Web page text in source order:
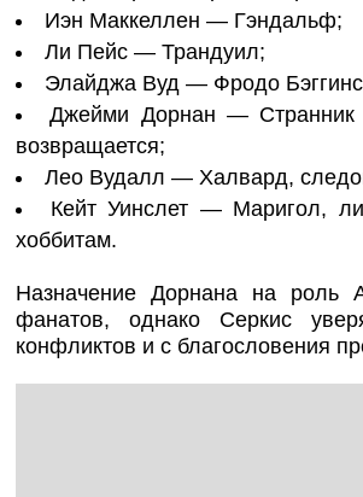
Иэн Маккеллен — Гэндальф;
Ли Пейс — Трандуил;
Элайджа Вуд — Фродо
Джейми Дорнан — Странник
возвращается;
Лео Вудалл — Халвард,
Кейт Уинслет — Маригол,
хоббитам.
Назначение Дорнана на роль
фанатов, однако Серкис
конфликтов и с благословения